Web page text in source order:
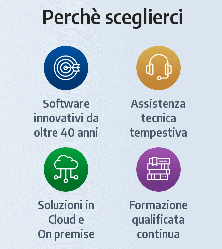
Perchè sceglierci
Software
innovativi da
oltre 40 anni
Assistenza
tecnica
tempestiva
Soluzioni in
Cloud e
On premise
Formazione
qualificata
continua